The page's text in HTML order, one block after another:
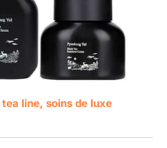
line, soins de luxe